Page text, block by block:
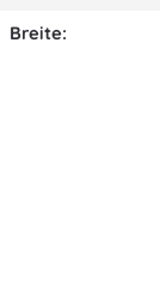
Breite: